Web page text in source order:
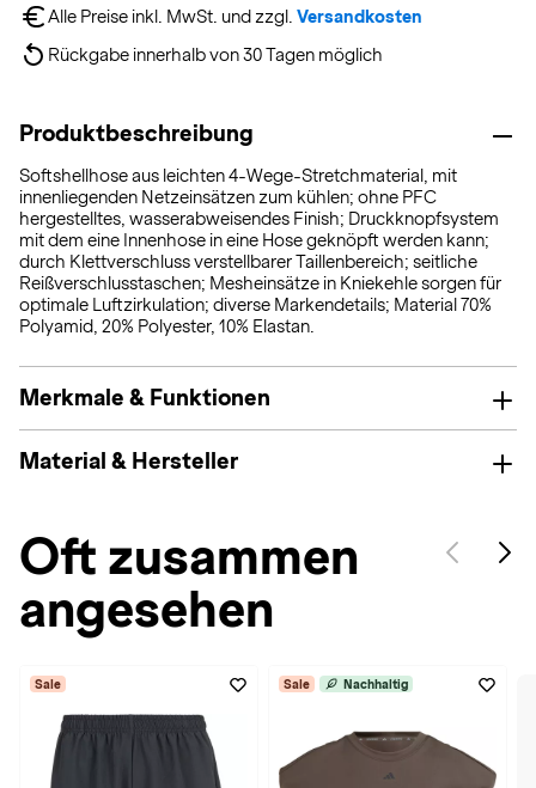
Alle Preise inkl. MwSt. und zzgl. Versandkosten
Rückgabe innerhalb von 30 Tagen möglich
Produktbeschreibung
Softshellhose aus leichten 4-Wege-Stretchmaterial, mit
innenliegenden Netzeinsätzen zum kühlen; ohne PFC
hergestelltes, wasserabweisendes Finish; Druckknopfsystem
mit dem eine Innenhose in eine Hose geknöpft werden kann;
durch Klettverschluss verstellbarer Taillenbereich; seitliche
Reißverschlusstaschen; Mesheinsätze in Kniekehle sorgen für
optimale Luftzirkulation; diverse Markendetails; Material 70%
Polyamid, 20% Polyester, 10% Elastan.
Merkmale & Funktionen
Material & Hersteller
Oft zusammen
angesehen
Sale Sale Nachhaltig